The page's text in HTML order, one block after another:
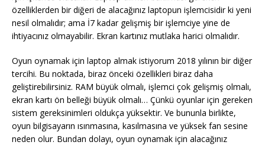
özelliklerden bir diğeri de alacağınız laptopun işlemcisidir ki yeni
nesil olmalıdır; ama İ7 kadar gelişmiş bir işlemciye yine de
ihtiyacınız olmayabilir. Ekran kartınız mutlaka harici olmalıdır.
Oyun oynamak için laptop almak istiyorum 2018 yılının bir diğer
tercihi. Bu noktada, biraz önceki özellikleri biraz daha
geliştirebilirsiniz. RAM büyük olmalı, işlemci çok gelişmiş olmalı,
ekran kartı ön belleği büyük olmalı… Çünkü oyunlar için gereken
sistem gereksinimleri oldukça yüksektir. Ve bununla birlikte,
oyun bilgisayarın ısınmasına, kasılmasına ve yüksek fan sesine
neden olur. Bundan dolayı, oyun oynamak için alacağınız